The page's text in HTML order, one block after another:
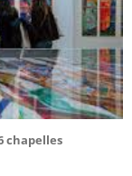
chapelles